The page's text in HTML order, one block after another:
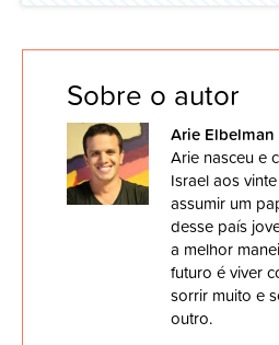
Sobre o autor
Arie Elbelman
Arie nasceu e
Israel aos
assumir um
desse país
a melhor
futuro é viver
sorrir muito e
outro.